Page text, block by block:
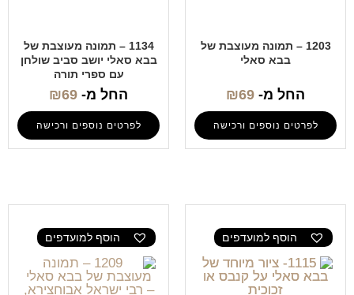
1203 – תמונה מעוצבת של
בבא סאלי
החל מ- ₪69
לפרטים נוספים ורכישה
1134 – תמונה מעוצבת של
בבא סאלי יושב סביב שולחן
עם ספרי תורה
החל מ- ₪69
לפרטים נוספים ורכישה
הוסף למועדפים הוסף למועדפים